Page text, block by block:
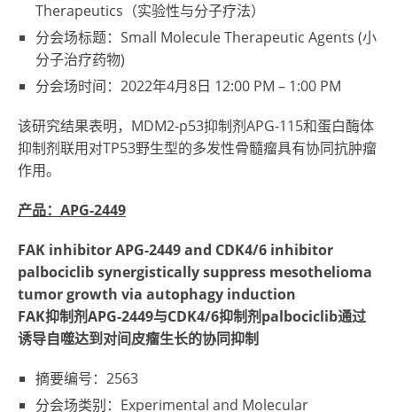
Therapeutics（实验性与分子疗法）
分会场标题：Small Molecule Therapeutic Agents (小
分子治疗药物)
分会场时间：2022年4月8日 12:00 PM – 1:00 PM
该研究结果表明，MDM2-p53抑制剂APG-115和蛋白酶体
抑制剂联用对TP53野生型的多发性骨髓瘤具有协同抗肿瘤
作用。
产品：APG-2449
FAK inhibitor APG-2449 and CDK4/6 inhibitor
palbociclib synergistically suppress mesothelioma
tumor growth via autophagy induction
FAK抑制剂APG-2449与CDK4/6抑制剂palbociclib通过
诱导自噬达到对间皮瘤生长的协同抑制
摘要编号：2563
分会场类别：Experimental and Molecular